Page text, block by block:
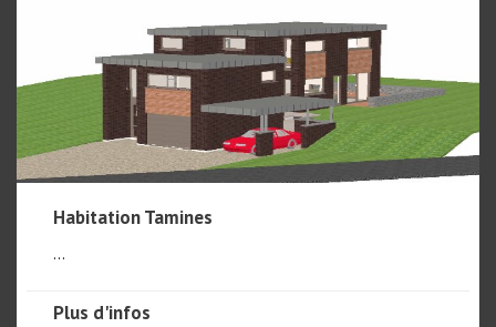
Habitation Tamines
...
Plus d'infos